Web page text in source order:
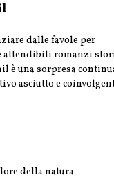
dalle favole per
attendibili romanzi
è una sorpresa
asciutto e
della natura